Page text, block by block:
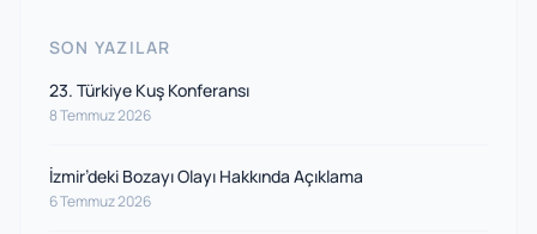
SON YAZILAR
23. Türkiye Kuş Konferansı
8 Temmuz 2026
İzmir’deki Bozayı Olayı Hakkında Açıklama
6 Temmuz 2026